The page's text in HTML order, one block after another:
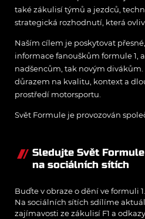
také zákulisí týmů a jezdců,
strategická rozhodnutí, která
Naším cílem je poskytovat
informace fanouškům formule 1,
nadšencům, tak novým divákům.
důrazem na kvalitu, kontext a
prostředí motorsportu.
Svět Formule je provozován
Sledujte Svět Formule
na sociálních sítích
Buďte v obraze o dění ve formuli 1.
Na sociálních sítích sdílíme
zajímavosti ze zákulisí F1 a